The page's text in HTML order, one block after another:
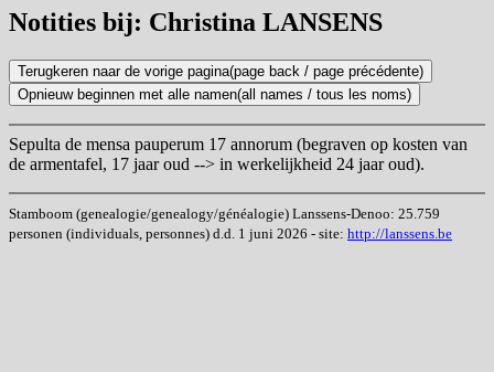
Notities bij: Christina LANSENS
Sepulta de mensa pauperum 17 annorum (begraven op kosten van
de armentafel, 17 jaar oud --> in werkelijkheid 24 jaar oud).
Stamboom (genealogie/genealogy/généalogie) Lanssens-Denoo: 25.759
personen (individuals, personnes) d.d. 1 juni 2026 - site: http://lanssens.be